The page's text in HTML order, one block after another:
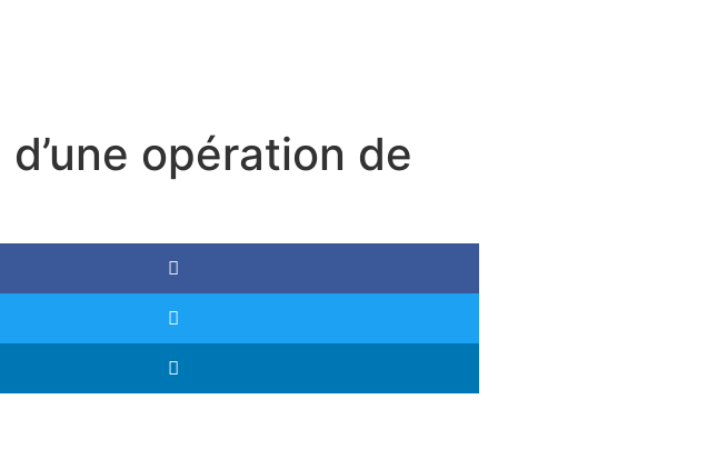
opération de